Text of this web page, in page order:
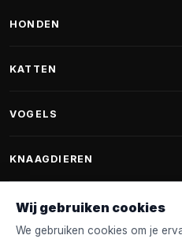
HONDEN
Fantail hondenmanden
Hondenspeelgoed
Halsband & Lijn
KATTEN
Krabpalen voor Maine Coon
VOGELS
Vogelvoer binnenvogels
Voederhuisjes
KNAAGDIEREN
Knaagdierenvoer
Wij gebruiken cookies
We gebruiken cookies om je